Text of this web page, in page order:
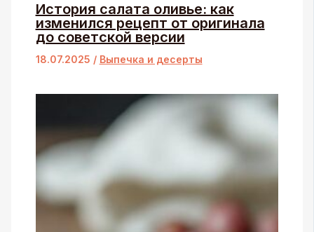
История салата оливье: как
изменился рецепт от оригинала
до советской версии
18.07.2025 / Выпечка и десерты